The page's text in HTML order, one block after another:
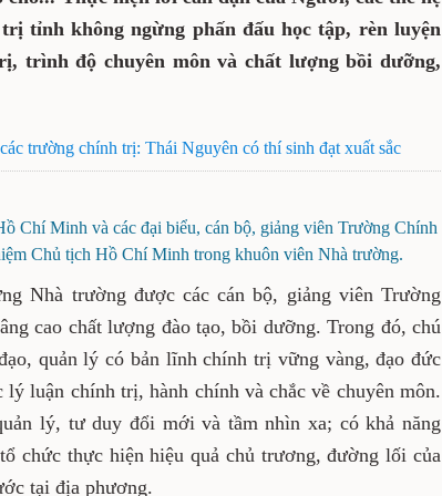
Thực hiện lời căn dặn của Người,
Trường Chính trị tỉnh không ngừng
nhằm nâng cao bản lĩnh chính trị, trình
Hồ Chí Minh và các đại biểu, cán bộ, giảng viên
tại Khu tưởng niệm Chủ tịch Hồ Chí Minh trong
viên Nhà trường.
dựng Nhà trường được các cán bộ, giảng
lên hàng đầu là nâng cao chất lượng đào
đào tạo đội ngũ cán bộ lãnh đạo, quản
đạo đức cách mạng trong sáng; có